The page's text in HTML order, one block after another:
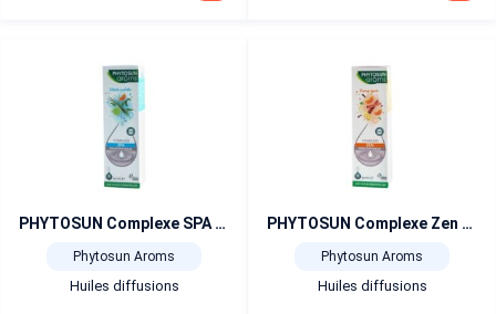
PHYTOSUN Complexe SPA pour Diffuseur 30 ml
Phytosun Aroms
Huiles diffusions
PHYTOSUN Complexe Zen pour Diffuseur 30 ml
Phytosun Aroms
Huiles diffusions